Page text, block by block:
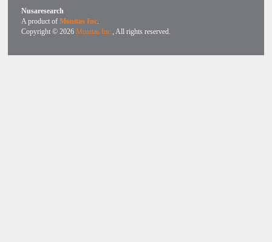
Nusaresearch
A product of Monitas Inc.
Copyright © 2026 Monitas Inc., All rights reserved.